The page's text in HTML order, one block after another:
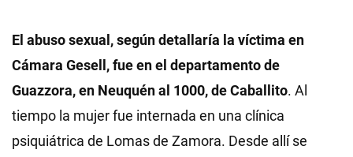
El abuso sexual, según detallaría la víctima en
Cámara Gesell, fue en el departamento de
Guazzora, en Neuquén al 1000, de Caballito. Al
tiempo la mujer fue internada en una clínica
psiquiátrica de Lomas de Zamora. Desde allí se